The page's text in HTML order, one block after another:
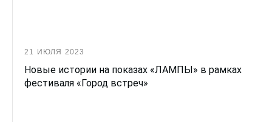
21 ИЮЛЯ 2023
Новые истории на показах «ЛАМПЫ» в рамках
фестиваля «Город встреч»